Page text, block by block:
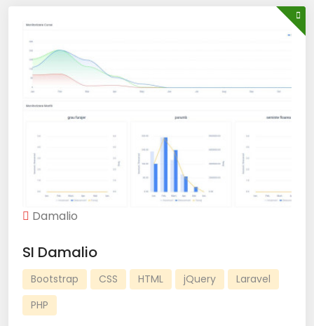
Damalio
SI Damalio
Bootstrap CSS HTML jQuery
Laravel
PHP